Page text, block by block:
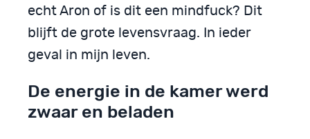
echt Aron of is dit een mindfuck? Dit
blijft de grote levensvraag. In ieder
geval in mijn leven.
De energie in de kamer werd
zwaar en beladen